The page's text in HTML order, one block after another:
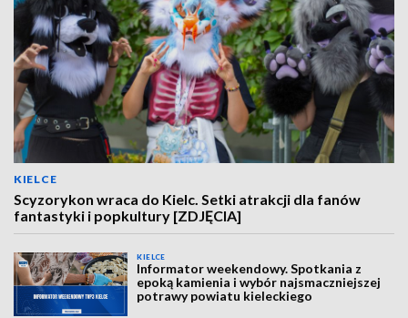
KIELCE
Scyzorykon wraca do Kielc. Setki atrakcji dla fanów
fantastyki i popkultury [ZDJĘCIA]
KIELCE
Informator weekendowy. Spotkania z
epoką kamienia i wybór najsmaczniejszej
potrawy powiatu kieleckiego